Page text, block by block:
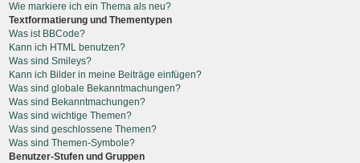
Wie markiere ich ein Thema als neu?
Textformatierung und Thementypen
Was ist BBCode?
Kann ich HTML benutzen?
Was sind Smileys?
Kann ich Bilder in meine Beiträge einfügen?
Was sind globale Bekanntmachungen?
Was sind Bekanntmachungen?
Was sind wichtige Themen?
Was sind geschlossene Themen?
Was sind Themen-Symbole?
Benutzer-Stufen und Gruppen